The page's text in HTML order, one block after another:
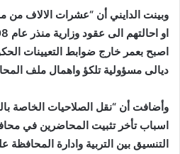
وبينت الدايني أن “عشرات الالاف من
اصبح بعمر خارج ضوابط التعيينات
ديالى مسؤولية تلكؤ واهمال ملف
وأضافت أن “نقل الصلاحيات الخاصة
اسباب تأخر تثبيت المحاضرين في
التنسيق بين التربية وادارة